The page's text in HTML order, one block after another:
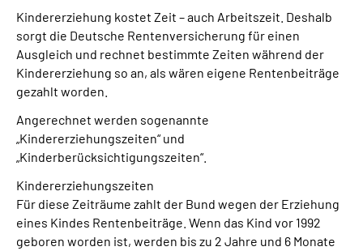
Mein Kundenportal
Kindererziehung kostet Zeit – auch Arbeitszeit. Deshalb
sorgt die Deutsche Rentenversicherung für einen
Ausgleich und rechnet bestimmte Zeiten während der
Kindererziehung so an, als wären eigene Rentenbeiträge
gezahlt worden.
Angerechnet werden sogenannte
„Kindererziehungszeiten“ und
„Kinderberücksichtigungszeiten“.
Kindererziehungszeiten
Für diese Zeiträume zahlt der Bund wegen der Erziehung
eines Kindes Rentenbeiträge. Wenn das Kind vor 1992
geboren worden ist, werden bis zu 2 Jahre und 6 Monate